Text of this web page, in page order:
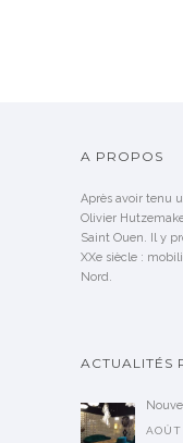
A PROPOS
Après avoir tenu
Olivier
Saint Ouen. Il y
XXe siècle :
Nord.
ACTUALITÉS
AOÛT